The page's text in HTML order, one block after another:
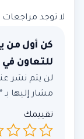
لا توجد مراجعات
للتعاون
لن يتم نشر
مشار إليها بـ *
تقييمك